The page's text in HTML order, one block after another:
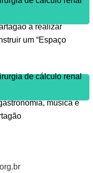
a realizar
um “Espaço
música e